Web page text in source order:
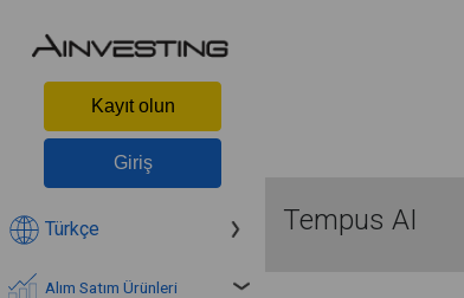
Kayıt olun
Giriş
Türkçe
Alım Satım Ürünleri
Tempus AI